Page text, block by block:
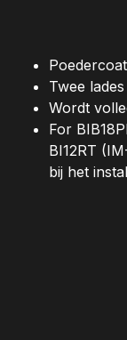
Twee lades
Wordt
For
BI12RT
bij het